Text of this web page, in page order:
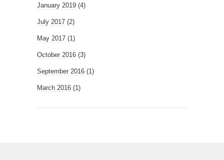
January 2019 (4)
July 2017 (2)
May 2017 (1)
October 2016 (3)
September 2016 (1)
March 2016 (1)